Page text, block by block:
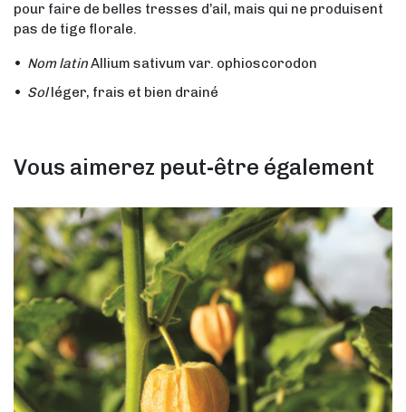
pour faire de belles tresses d’ail, mais qui ne produisent
pas de tige florale.
Nom latinAllium sativum var. ophioscorodon
Solléger, frais et bien drainé
Vous aimerez peut-être également